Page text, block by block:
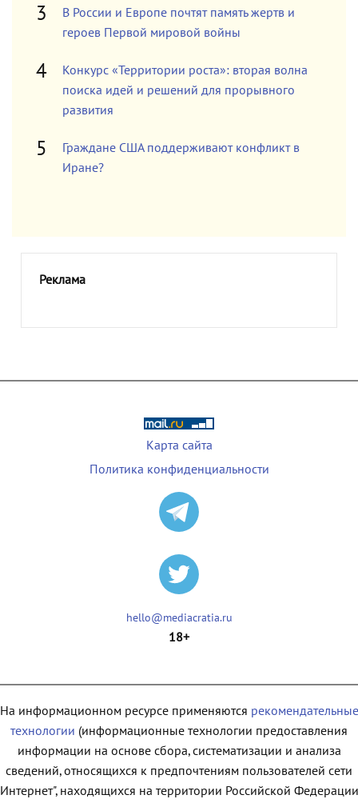
В России и Европе почтят память жертв и
героев Первой мировой войны
Конкурс «Территории роста»: вторая волна
поиска идей и решений для прорывного
развития
Граждане США поддерживают конфликт в
Иране?
Реклама
Карта сайта
Политика конфиденциальности
hello@mediacratia.ru
18+
На информационном ресурсе применяются рекомендательные
технологии (информационные технологии предоставления
информации на основе сбора, систематизации и анализа
сведений, относящихся к предпочтениям пользователей сети
находящихся на территории Российской